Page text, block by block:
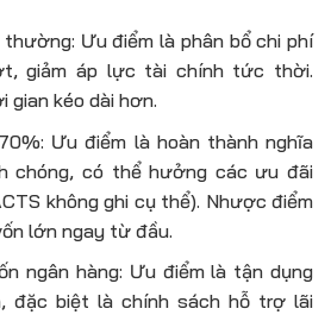
Ưu điểm là phân bổ chi phí
giảm áp lực tài chính tức thời.
gian kéo dài hơn.
Ưu điểm là hoàn thành nghĩa
chóng, có thể hưởng các ưu đãi
không ghi cụ thể). Nhược điểm
lớn ngay từ đầu.
ngân hàng: Ưu điểm là tận dụng
đặc biệt là chính sách hỗ trợ lãi